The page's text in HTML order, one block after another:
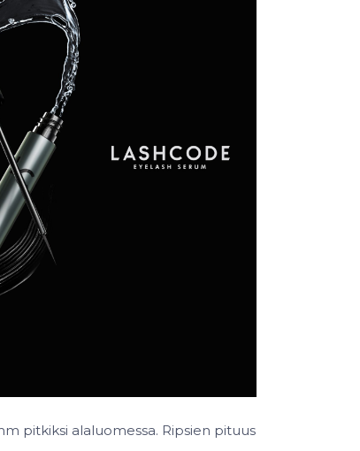
pitkiksi alaluomessa. Ripsien pituus